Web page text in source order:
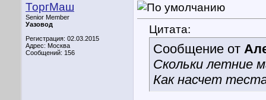
ТоргМаш
Senior Member
Уазовод
Регистрация: 02.03.2015
Адрес: Москва
Сообщений: 156
Цитата:
Сообщение от
Скольки летние
Как насчет